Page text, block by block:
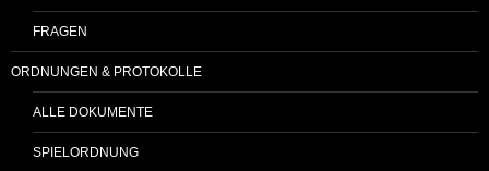
FRAGEN
ORDNUNGEN & PROTOKOLLE
ALLE DOKUMENTE
SPIELORDNUNG